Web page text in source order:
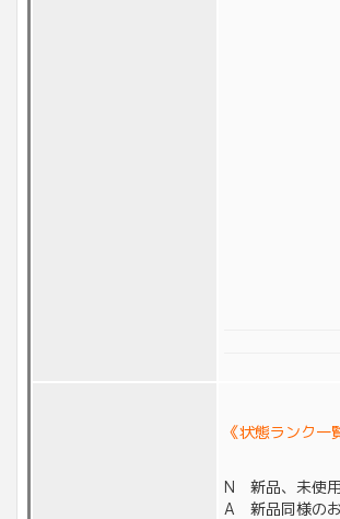
《状態ランク一
N 新品、未使
A 新品同様の